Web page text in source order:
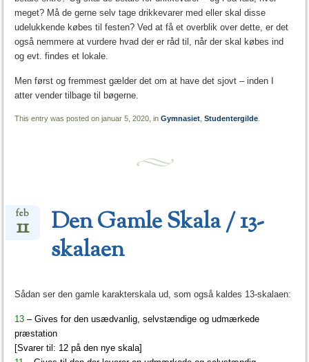
meget? Må de gerne selv tage drikkevarer med eller skal disse
udelukkende købes til festen? Ved at få et overblik over dette, er det
også nemmere at vurdere hvad der er råd til, når der skal købes ind
og evt. findes et lokale.
Men først og fremmest gælder det om at have det sjovt – inden I
atter vender tilbage til bøgerne.
This entry was posted on januar 5, 2020, inGymnasiet ,Studentergilde
Den Gamle Skala / 13-
skalaen
feb
11
Sådan ser den gamle karakterskala ud, som også kaldes 13-skalaen:
13 – Gives for den usædvanlig, selvstændige og udmærkede
præstation
[Svarer til: 12 på den nye skala]